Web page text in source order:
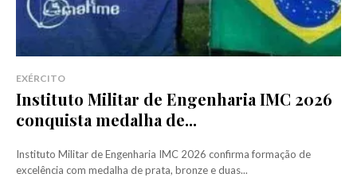
EXÉRCITO
Instituto Militar de Engenharia IMC 2026
conquista medalha de...
Instituto Militar de Engenharia IMC 2026 confirma formação de
excelência com medalha de prata, bronze e duas...